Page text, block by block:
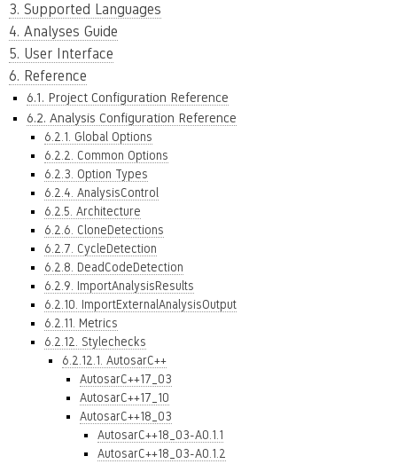
3. Supported Languages
4. Analyses Guide
5. User Interface
6. Reference
6.1. Project Configuration Reference
6.2. Analysis Configuration Reference
6.2.1. Global Options
6.2.2. Common Options
6.2.3. Option Types
6.2.4. AnalysisControl
6.2.5. Architecture
6.2.6. CloneDetections
6.2.7. CycleDetection
6.2.8. DeadCodeDetection
6.2.9. ImportAnalysisResults
6.2.10. ImportExternalAnalysisOutput
6.2.11. Metrics
6.2.12. Stylechecks
6.2.12.1. AutosarC++
AutosarC++17_03
AutosarC++17_10
AutosarC++18_03
AutosarC++18_03-A0.1.1
AutosarC++18_03-A0.1.2